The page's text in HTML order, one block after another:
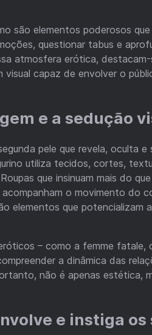
são elementos poderosos
questionar tabus e
atmosfera erótica,
capaz de envolver o
e a sedução
pele que revela, oculta e
utiliza tecidos, cortes,
que insinuam mais do
o movimento do
elementos que potencializam
– como a femme fatale,
a dinâmica das
não é apenas estética,
e instiga